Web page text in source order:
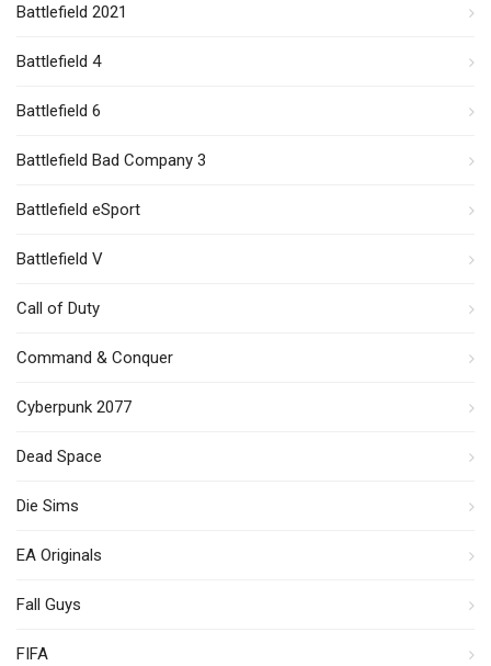
Battlefield 2021
Battlefield 4
Battlefield 6
Battlefield Bad Company 3
Battlefield eSport
Battlefield V
Call of Duty
Command & Conquer
Cyberpunk 2077
Dead Space
Die Sims
EA Originals
Fall Guys
FIFA